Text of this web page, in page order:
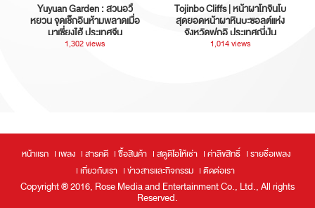
Yuyuan Garden : สวนอวี้
หยวน จุดเช็กอินห้ามพลาดเมื่อ
มาเซี่ยงไฮ้ ประเทศจีน
1,302 views
Tojinbo Cliffs | หน้าผาโทจินโบ
สุดยอดหน้าผาหินบะซอลต์แห่ง
จังหวัดฟุกุอิ ประเทศญี่ปุ่น
1,014 views
หน้าแรก เพลง สารคดี ซื้อสินค้า สตูดิโอให้เช่า ค่าลิขสิทธิ์
รายชื่อเพลง
เกี่ยวกับเรา
ข่าวสารและกิจกรรม ติดต่อเรา
Copyright ® 2016, Rose Media and Entertainment Co., Ltd., All rights
Reserved.